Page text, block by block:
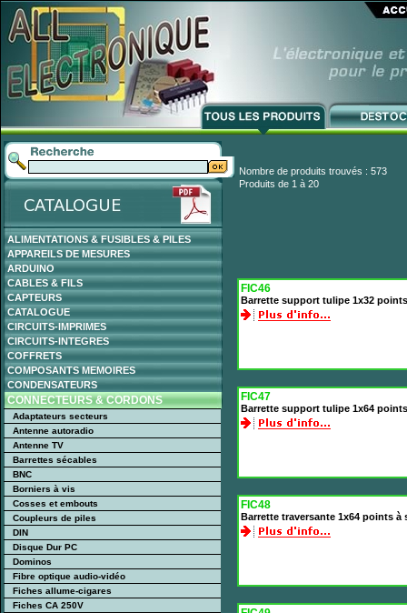
ALIMENTATIONS & FUSIBLES & PILES
APPAREILS DE MESURES
ARDUINO
CABLES & FILS
CAPTEURS
CATALOGUE
CIRCUITS-IMPRIMES
CIRCUITS-INTEGRES
COFFRETS
COMPOSANTS MEMOIRES
CONDENSATEURS
CONNECTEURS & CORDONS
Adaptateurs secteurs
Antenne autoradio
Antenne TV
Barrettes sécables
BNC
Borniers à vis
Cosses et embouts
Coupleurs de piles
DIN
Disque Dur PC
Dominos
Fibre optique audio-vidéo
Fiches allume-cigares
Fiches CA 250V
Nombre de produits trouvés : 573
Produits de 1 à 20
FIC46
Barrette support tulipe 1x32
FIC47
Barrette support tulipe 1x64
FIC48
Barrette traversante 1x64 points à